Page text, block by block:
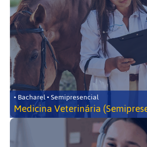
• Bacharel • Semipresencial
Medicina Veterinária